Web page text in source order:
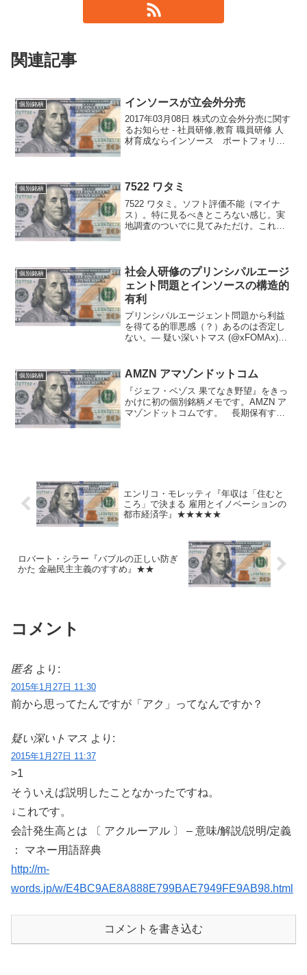
関連記事
個別銘柄 インソースが立会外分売
2017年03月08日 株式の立会外分売に関す
るお知らせ - 社員研修,教育 職員研修 人
材育成ならインソース ポートフォリオ1
個別銘柄 7522 ワタミ
7522 ワタミ。ソフト評価不能（マイナ
ス）。特に見るべきところない感じ。実
地調査のついでに見てみただけ。これか
憶にない。優待狙いだ...
個別銘柄
社会人研修のプリンシパルエージ
ェント問題とインソースの構造的
有利
プリンシパルエージェント問題から利益
を得てる的罪悪感（？）あるのは否定し
ない。— 疑い深いトマス (@xFOMAx)
を得たりコストを払ったりする主体と、
意志決定...
個別銘柄 AMZN アマゾンドットコム
『ジェフ・ベゾス 果てなき野望』をきっ
かけに初の個別銘柄メモです。AMZN ア
マゾンドットコムです。 長期保有する
エンリコ・モレッティ『年収は「住むと
ころ」で決まる 雇用とイノベーションの
都市経済学』★★★★★
ロバート・シラー『バブルの正しい防ぎ
かた 金融民主主義のすすめ』★★
コメント
匿名 より:
2015年1月27日 11:30
前から思ってたんですが「アク」ってなんですか？
疑い深いトマス より:
2015年1月27日 11:37
>1
そういえば説明したことなかったですね。
↓これです。
会計発生高とは 〔 アクルーアル 〕 – 意味/解説/説明/定義
： マネー用語辞典
http://m-
words.jp/w/E4BC9AE8A888E799BAE7949FE9AB98.html
コメントを書き込む